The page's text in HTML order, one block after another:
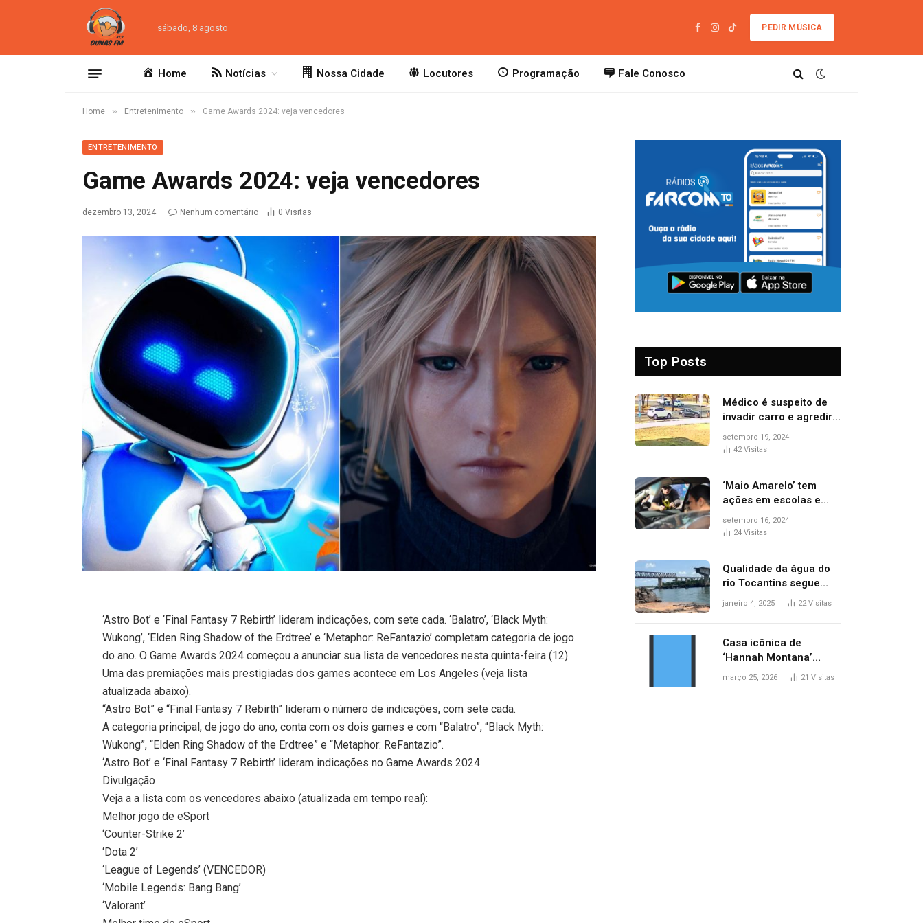
sábado, 8 agosto
Facebook
Instagram
TikTok
PEDIR MÚSICA
Home Notícias Nossa Cidade Locutores Programação Fale Conosco
Home » Entretenimento » Game Awards 2024: veja vencedores
ENTRETENIMENTO
Game Awards 2024: veja vencedores
dezembro 13, 2024 Nenhum comentário 0 Visitas
‘Astro Bot’ e ‘Final Fantasy 7 Rebirth’ lideram indicações, com sete cada. ‘Balatro’, ‘Black Myth:
Wukong’, ‘Elden Ring Shadow of the Erdtree’ e ‘Metaphor: ReFantazio’ completam categoria de jogo
do ano. O Game Awards 2024 começou a anunciar sua lista de vencedores nesta quinta-feira (12).
Uma das premiações mais prestigiadas dos games acontece em Los Angeles (veja lista
atualizada abaixo).
“Astro Bot” e “Final Fantasy 7 Rebirth” lideram o número de indicações, com sete cada.
A categoria principal, de jogo do ano, conta com os dois games e com “Balatro”, “Black Myth:
Wukong”, “Elden Ring Shadow of the Erdtree” e “Metaphor: ReFantazio”.
‘Astro Bot’ e ‘Final Fantasy 7 Rebirth’ lideram indicações no Game Awards 2024
Divulgação
Veja a a lista com os vencedores abaixo (atualizada em tempo real):
Melhor jogo de eSport
‘Counter-Strike 2’
‘Dota 2’
‘League of Legends’ (VENCEDOR)
‘Mobile Legends: Bang Bang’
‘Valorant’
Top Posts
Médico é suspeito de
invadir carro e agredir
delegado aposentado
durante confusão no
setembro 19, 2024
42Visitas
‘Maio Amarelo’ tem
ações em escolas e
ruas para prevenir
acidentes no trânsito
setembro 16, 2024
24 Visitas
Qualidade da água do
rio Tocantins segue
sem indicar alterações
afirma ANA
janeiro 4, 2025 22Visitas
Casa icônica de
‘Hannah Montana’
poderá ser alugada por
março 25, 2026 21 Visitas